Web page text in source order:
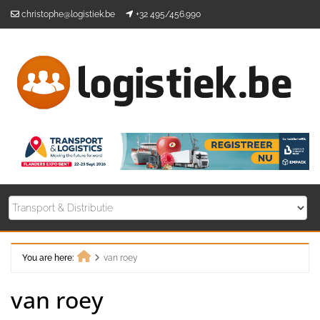
christophe@logistiek.be +32 495/456.990
You are here:
van roey
van roey